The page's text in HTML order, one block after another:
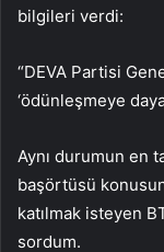
bilgileri verdi:
“DEVA Partisi
‘ödünleşmeye
Aynı durumun en
başörtüsü
katılmak isteyen
sordum.